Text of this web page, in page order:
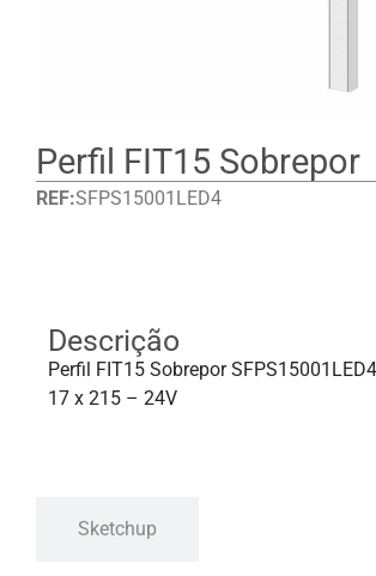
Perfil FIT15 Sobrepor
REF:SFPS15001LED4
Descrição
Perfil FIT15 Sobrepor
17 x 215 – 24V
Sketchup